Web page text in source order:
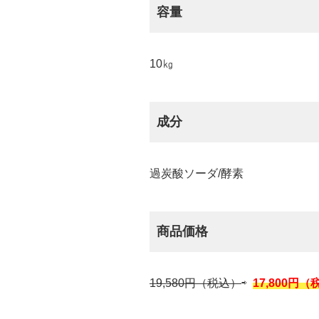
容量
10㎏
成分
過炭酸ソーダ/酵素
商品価格
19,580円（税込）⇨ 17,800円（